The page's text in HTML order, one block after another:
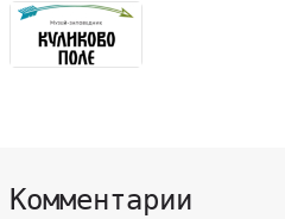
Комментарии